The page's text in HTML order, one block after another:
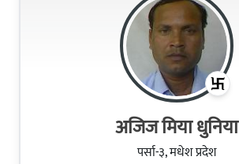
अजिज मिया धुनिया
पर्सा-३, मधेश प्रदेश